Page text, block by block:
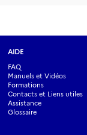
AIDE
FAQ
Manuels et Vidéos
Formations
Contacts et Liens utiles
Assistance
Glossaire